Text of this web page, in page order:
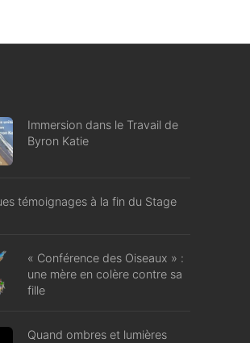
Immersion dans le Travail de
Byron Katie
témoignages à la fin du Stage
« Conférence des Oiseaux » :
une mère en colère contre sa
fille
Quand ombres et lumières